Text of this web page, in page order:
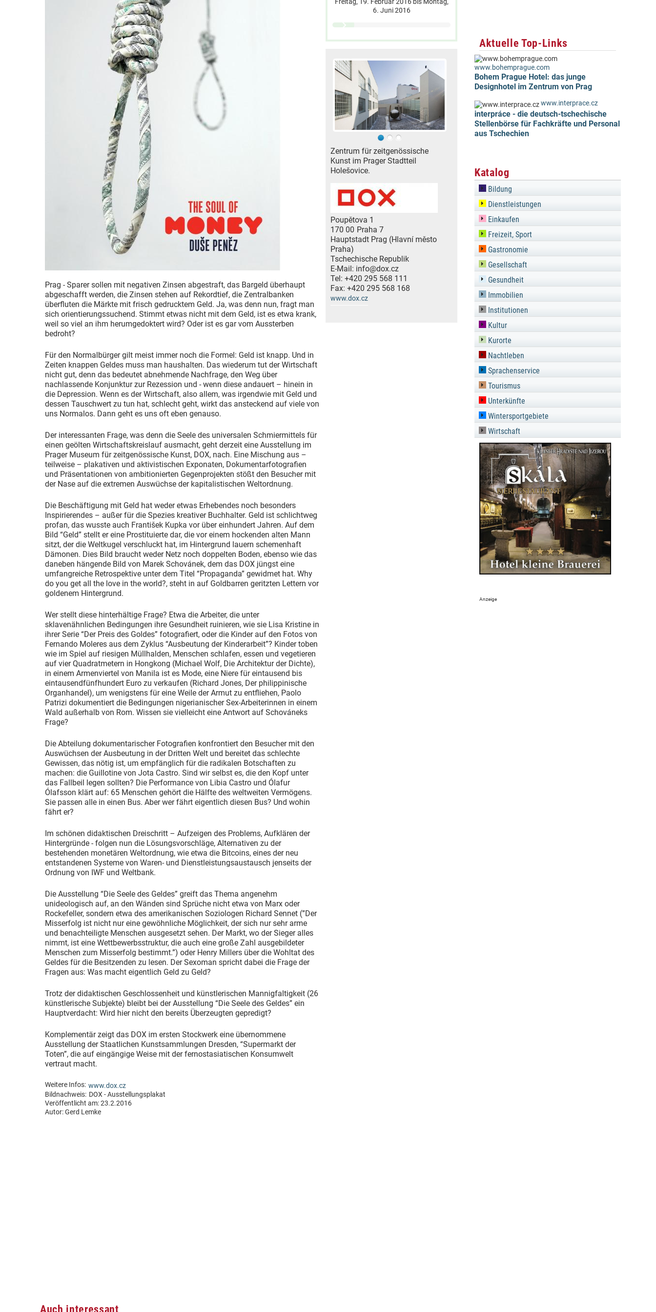
Prag - Sparer sollen mit negativen Zinsen abgestraft, das Bargeld überhaupt
abgeschafft werden, die Zinsen stehen auf Rekordtief, die Zentralbanken
überfluten die Märkte mit frisch gedrucktem Geld. Ja, was denn nun, fragt man
sich orientierungssuchend. Stimmt etwas nicht mit dem Geld, ist es etwa krank,
weil so viel an ihm herumgedoktert wird? Oder ist es gar vom Aussterben
bedroht?
Für den Normalbürger gilt meist immer noch die Formel: Geld ist knapp. Und in
Zeiten knappen Geldes muss man haushalten. Das wiederum tut der Wirtschaft
nicht gut, denn das bedeutet abnehmende Nachfrage, den Weg über
nachlassende Konjunktur zur Rezession und - wenn diese andauert – hinein in
die Depression. Wenn es der Wirtschaft, also allem, was irgendwie mit Geld und
dessen Tauschwert zu tun hat, schlecht geht, wirkt das ansteckend auf viele von
uns Normalos. Dann geht es uns oft eben genauso.
Der interessanten Frage, was denn die Seele des universalen Schmiermittels für
einen geölten Wirtschaftskreislauf ausmacht, geht derzeit eine Ausstellung im
Prager Museum für zeitgenössische Kunst, DOX, nach. Eine Mischung aus –
teilweise – plakativen und aktivistischen Exponaten, Dokumentarfotografien
und Präsentationen von ambitionierten Gegenprojekten stößt den Besucher mit
der Nase auf die extremen Auswüchse der kapitalistischen Weltordnung.
Die Beschäftigung mit Geld hat weder etwas Erhebendes noch besonders
Inspirierendes – außer für die Spezies kreativer Buchhalter. Geld ist schlichtweg
profan, das wusste auch František Kupka vor über einhundert Jahren. Auf dem
Bild “Geld” stellt er eine Prostituierte dar, die vor einem hockenden alten Mann
sitzt, der die Weltkugel verschluckt hat, im Hintergrund lauern schemenhaft
Dämonen. Dies Bild braucht weder Netz noch doppelten Boden, ebenso wie das
daneben hängende Bild von Marek Schovánek, dem das DOX jüngst eine
umfangreiche Retrospektive unter dem Titel “Propaganda” gewidmet hat. Why
do you get all the love in the world?, steht in auf Goldbarren geritzten Lettern vor
goldenem Hintergrund.
Wer stellt diese hinterhältige Frage? Etwa die Arbeiter, die unter
sklavenähnlichen Bedingungen ihre Gesundheit ruinieren, wie sie Lisa Kristine in
ihrer Serie “Der Preis des Goldes” fotografiert, oder die Kinder auf den Fotos von
Fernando Moleres aus dem Zyklus “Ausbeutung der Kinderarbeit”? Kinder toben
wie im Spiel auf riesigen Müllhalden, Menschen schlafen, essen und vegetieren
auf vier Quadratmetern in Hongkong (Michael Wolf, Die Architektur der Dichte),
in einem Armenviertel von Manila ist es Mode, eine Niere für eintausend bis
eintausendfünfhundert Euro zu verkaufen (Richard Jones, Der philippinische
Organhandel), um wenigstens für eine Weile der Armut zu entfliehen, Paolo
Patrizi dokumentiert die Bedingungen nigerianischer Sex-Arbeiterinnen in einem
Wald außerhalb von Rom. Wissen sie vielleicht eine Antwort auf Schováneks
Frage?
Die Abteilung dokumentarischer Fotografien konfrontiert den Besucher mit den
Auswüchsen der Ausbeutung in der Dritten Welt und bereitet das schlechte
Gewissen, das nötig ist, um empfänglich für die radikalen Botschaften zu
machen: die Guillotine von Jota Castro. Sind wir selbst es, die den Kopf unter
das Fallbeil legen sollten? Die Performance von Libia Castro und Ólafur
Ólafsson klärt auf: 65 Menschen gehört die Hälfte des weltweiten Vermögens.
Sie passen alle in einen Bus. Aber wer fährt eigentlich diesen Bus? Und wohin
fährt er?
Im schönen didaktischen Dreischritt – Aufzeigen des Problems, Aufklären der
Hintergründe - folgen nun die Lösungsvorschläge, Alternativen zu der
bestehenden monetären Weltordnung, wie etwa die Bitcoins, eines der neu
entstandenen Systeme von Waren- und Dienstleistungsaustausch jenseits der
Ordnung von IWF und Weltbank.
Die Ausstellung “Die Seele des Geldes” greift das Thema angenehm
unideologisch auf, an den Wänden sind Sprüche nicht etwa von Marx oder
Rockefeller, sondern etwa des amerikanischen Soziologen Richard Sennet (”Der
Misserfolg ist nicht nur eine gewöhnliche Möglichkeit, der sich nur sehr arme
und benachteiligte Menschen ausgesetzt sehen. Der Markt, wo der Sieger alles
nimmt, ist eine Wettbewerbsstruktur, die auch eine große Zahl ausgebildeter
Menschen zum Misserfolg bestimmt.”) oder Henry Millers über die Wohltat des
Geldes für die Besitzenden zu lesen. Der Sexoman spricht dabei die Frage der
Fragen aus: Was macht eigentlich Geld zu Geld?
Trotz der didaktischen Geschlossenheit und künstlerischen Mannigfaltigkeit (26
künstlerische Subjekte) bleibt bei der Ausstellung “Die Seele des Geldes” ein
Hauptverdacht: Wird hier nicht den bereits Überzeugten gepredigt?
Komplementär zeigt das DOX im ersten Stockwerk eine übernommene
Ausstellung der Staatlichen Kunstsammlungen Dresden, “Supermarkt der
Toten”, die auf eingängige Weise mit der fernostasiatischen Konsumwelt
vertraut macht.
Weitere Infos: www.dox.cz
Bildnachweis: DOX - Ausstellungsplakat
Veröffentlicht am: 23.2.2016
Autor:Gerd Lemke
Freitag, 19. Februar 2016bis Montag,
6. Juni 2016
Zentrum für zeitgenössische
Kunst im Prager Stadtteil
Holešovice.
Poupětova 1
170 00 Praha 7
Hauptstadt Prag (Hlavní město
Praha)
Tschechische Republik
E-Mail: info@dox.cz
Tel: +420 295 568 111
Fax: +420 295 568 168
www.dox.cz
Aktuelle Top-Links
www.bohemprague.com
Bohem Prague Hotel: das junge
Designhotel im Zentrum von Prag
www.interprace.cz
interpráce - die deutsch-tschechische
Stellenbörse für Fachkräfte und Personal
aus Tschechien
Katalog
Bildung
Dienstleistungen
Einkaufen
Freizeit, Sport
Gastronomie
Gesellschaft
Gesundheit
Immobilien
Institutionen
Kultur
Kurorte
Nachtleben
Sprachenservice
Tourismus
Unterkünfte
Wintersportgebiete
Wirtschaft
Auch interessant